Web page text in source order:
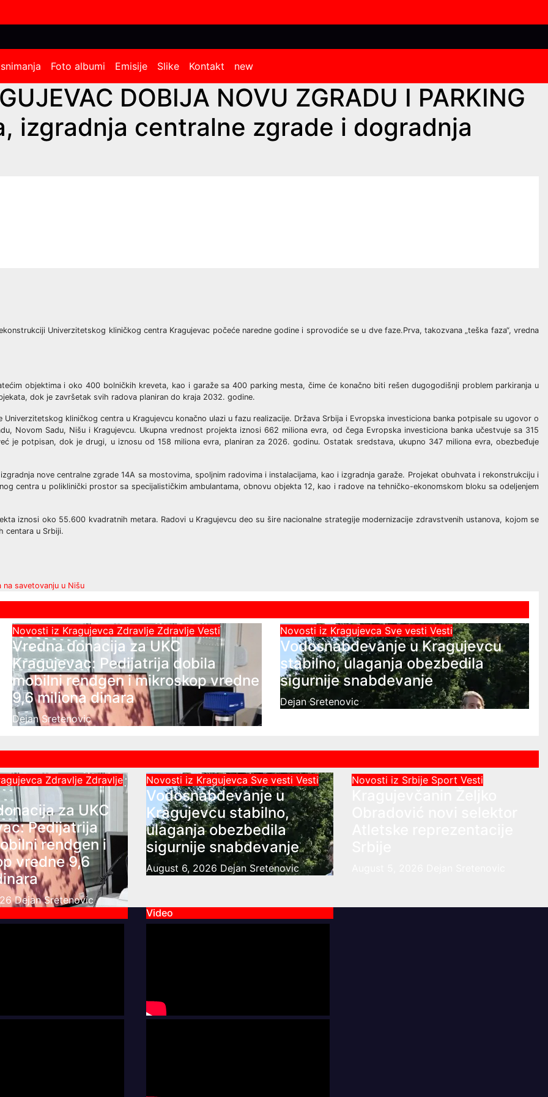
Foto albumi Emisije Slike Kontakt new
DOBIJA NOVU ZGRADU I PARKING
izgradnja centralne zgrade i dogradnja
Univerzitetskog kliničkog centra Kragujevac počeće naredne godine i sprovodiće se u dve faze.Prva, takozvana „teška faza“, vredna
objektima i oko 400 bolničkih kreveta, kao i garaže sa 400 parking mesta, čime će konačno biti rešen dugogodišnji problem parkiranja u
dok je završetak svih radova planiran do kraja 2032. godine.
kliničkog centra u Kragujevcu konačno ulazi u fazu realizacije. Država Srbija i Evropska investiciona banka potpisale su ugovor o
Novom Sadu, Nišu i Kragujevcu. Ukupna vrednost projekta iznosi 662 miliona evra, od čega Evropska investiciona banka učestvuje sa 315
je potpisan, dok je drugi, u iznosu od 158 miliona evra, planiran za 2026. godinu. Ostatak sredstava, ukupno 347 miliona evra, obezbeđuje
nove centralne zgrade 14A sa mostovima, spoljnim radovima i instalacijama, kao i izgradnja garaže. Projekat obuhvata i rekonstrukciju i
centra u poliklinički prostor sa specijalističkim ambulantama, obnovu objekta 12, kao i radove na tehničko-ekonomskom bloku sa odeljenjem
iznosi oko 55.600 kvadratnih metara. Radovi u Kragujevcu deo su šire nacionalne strategije modernizacije zdravstvenih ustanova, kojom se
centara u Srbiji.
na savetovanju u Nišu
Novosti iz Kragujevca Zdravlje Zdravlje Vesti
Vredna donacija za UKC
Kragujevac: Pedijatrija dobila
mobilni rendgen i mikroskop vredne
9,6 miliona dinara
Dejan Sretenovic
Novosti iz Kragujevca Sve vesti Vesti
Vodosnabdevanje u Kragujevcu
stabilno, ulaganja obezbedila
sigurnije snabdevanje
Dejan Sretenovic
Zdravlje Zdravlje
za UKC
Pedijatrija
rendgen i
vredne 9,6
Dejan Sretenovic
Novosti iz Kragujevca Sve vesti Vesti
Vodosnabdevanje u
Kragujevcu stabilno,
ulaganja obezbedila
sigurnije snabdevanje
August 6, 2026 Dejan Sretenovic
Novosti iz Srbije Sport Vesti
Video